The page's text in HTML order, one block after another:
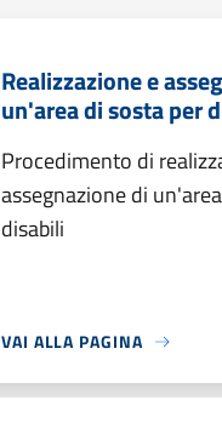
Realizzazione e
un'area di sosta per
Procedimento di
assegnazione di
disabili
VAI ALLA PAGINA